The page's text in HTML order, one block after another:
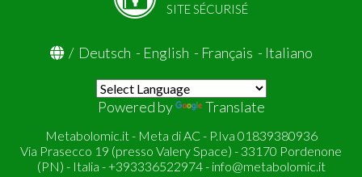
SITE SÉCURISÉ
/ Deutsch - English - Français - Italiano
Powered by Translate
Metabolomic.it - Meta di AC - P.Iva 01839380936
Via Prasecco 19 (presso Valery Space) - 33170 Pordenone
(PN) - Italia - +393336522974 - info@metabolomic.it